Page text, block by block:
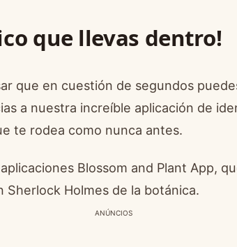
que llevas dentro!
que en cuestión de segundos
a nuestra increíble aplicación de
te rodea como nunca antes.
Blossom and Plant App,
Sherlock Holmes de la botánica.
ANÚNCIOS